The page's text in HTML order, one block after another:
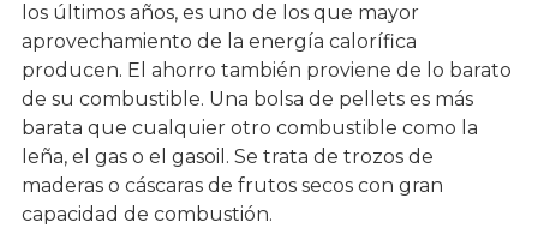
los últimos años, es uno de los que mayor
aprovechamiento de la energía calorífica
producen. El ahorro también proviene de lo barato
de su combustible. Una bolsa de pellets es más
barata que cualquier otro combustible como la
leña, el gas o el gasoil. Se trata de trozos de
maderas o cáscaras de frutos secos con gran
capacidad de combustión.